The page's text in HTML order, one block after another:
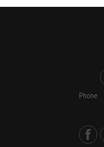
Phone :